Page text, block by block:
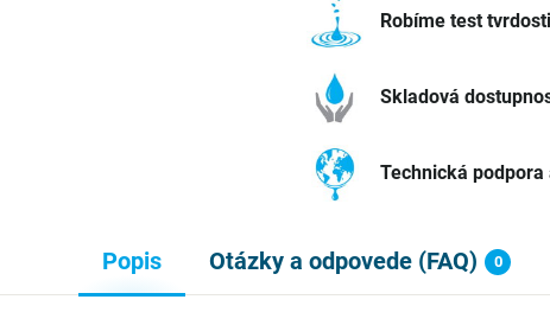
Robíme test
Skladová
Technická
Popis Otázky a odpovede (FAQ) 0